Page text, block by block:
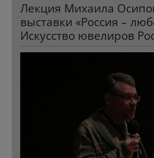
Лекция Михаила
выставки «Россия –
Искусство ювелиров